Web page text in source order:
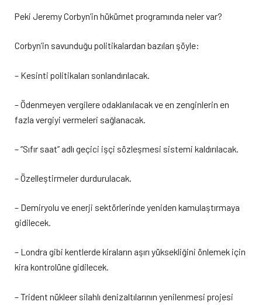
Peki Jeremy Corbyn’in hükümet programında neler var?
Corbyn’in savunduğu politikalardan bazıları şöyle:
– Kesinti politikaları sonlandırılacak.
– Ödenmeyen vergilere odaklanılacak ve en zenginlerin en
fazla vergiyi vermeleri sağlanacak.
– “Sıfır saat” adlı geçici işçi sözleşmesi sistemi kaldırılacak.
– Özelleştirmeler durdurulacak.
– Demiryolu ve enerji sektörlerinde yeniden kamulaştırmaya
gidilecek.
– Londra gibi kentlerde kiraların aşırı yüksekliğini önlemek için
kira kontrolüne gidilecek.
– Trident nükleer silahlı denizaltılarının yenilenmesi projesi